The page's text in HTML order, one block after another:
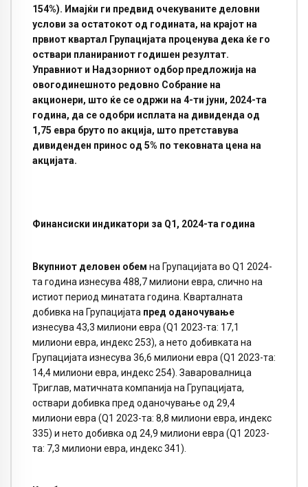
154%). Имајќи ги предвид очекуваните деловни
услови за остатокот од годината, на крајот на
првиот квартал Групацијата проценува дека ќе го
оствари планираниот годишен резултат.
Управниот и Надзорниот одбор предложија на
овогодинешното редовно Собрание на
акционери, што ќе се одржи на 4-ти јуни, 2024-та
година, да се одобри исплата на дивиденда од
1,75 евра бруто по акција, што претставува
дивиденден принос од 5% по тековната цена на
акцијата.
Финансиски индикатори за Q1, 2024-та година
Вкупниот деловен обем на Групацијата во Q1 2024-
та година изнесува 488,7 милиони евра, слично на
истиот период минатата година. Кварталната
добивка на Групацијата пред оданочување
изнесува 43,3 милиони евра (Q1 2023-та: 17,1
милиони евра, индекс 253), а нето добивката на
Групацијата изнесува 36,6 милиони евра (Q1 2023-та:
14,4 милиони евра, индекс 254). Заваровалница
Триглав, матичната компанија на Групацијата,
оствари добивка пред оданочување од 29,4
милиони евра (Q1 2023-та: 8,8 милиони евра, индекс
335) и нето добивка од 24,9 милиони евра (Q1 2023-
та: 7,3 милиони евра, индекс 341).